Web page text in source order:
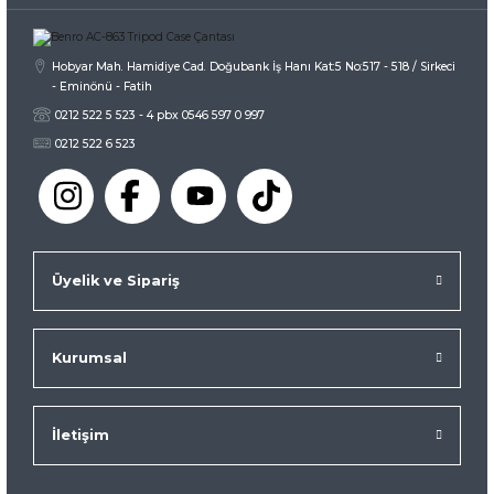
Hobyar Mah. Hamidiye Cad. Doğubank İş Hanı Kat:5 No:517 - 518 / Sirkeci
- Eminönü - Fatih
0212 522 5 523 - 4 pbx 0546 597 0 997
0212 522 6 523
Üyelik ve Sipariş
Kurumsal
İletişim